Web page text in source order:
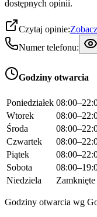
dostępnych opinii.
Czytaj opinie:
Numer telefonu:
Godziny otwarcia
Poniedziałek
Wtorek
Środa
Czwartek
Piątek
Sobota
Niedziela
Zamknięte
Godziny otwarcia wg